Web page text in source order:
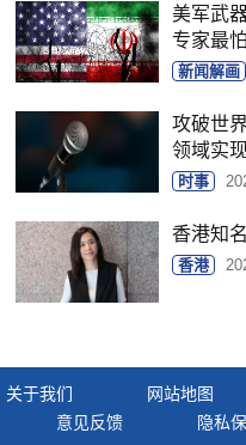
美军武
专家最
新闻解画
攻破世
领域实
时事
香港知
香港
关于我们 网站地图
意见反馈
隐私